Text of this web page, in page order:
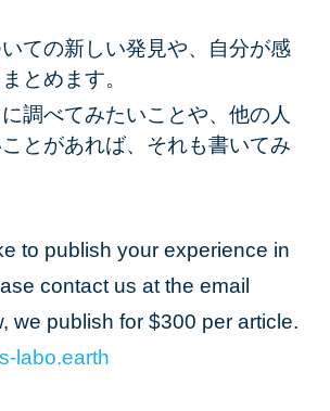
ての新しい発見や、自分が感
とめます。
調べてみたいことや、他の人
とがあれば、それも書いてみ
to publish your experience in
contact us at the email
we publish for $300 per article.
-labo.earth